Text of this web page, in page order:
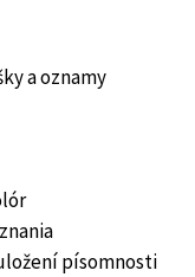
a oznamy
písomnosti